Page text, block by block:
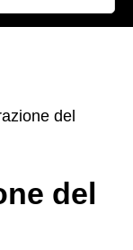
del
del